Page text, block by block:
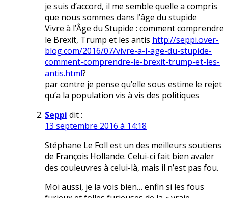
je suis d’accord, il me semble quelle a compris
que nous sommes dans l’âge du stupide
Vivre à l’Âge du Stupide : comment comprendre
le Brexit, Trump et les antis http://seppi.over-
blog.com/2016/07/vivre-a-l-age-du-stupide-
comment-comprendre-le-brexit-trump-et-les-
antis.html?
par contre je pense qu’elle sous estime le rejet
qu’a la population vis à vis des politiques
Seppi dit :
13 septembre 2016 à 14:18
Stéphane Le Foll est un des meilleurs soutiens
de François Hollande. Celui-ci fait bien avaler
des couleuvres à celui-là, mais il n’est pas fou.
Moi aussi, je la vois bien… enfin si les fous